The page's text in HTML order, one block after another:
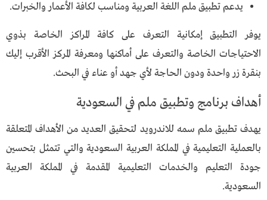
يدعم تطبيق ملم اللغة العربية ومناسب لكافة الأعمار والخبرات.
يوفر التطبيق إمكانية التعرف على كافة المراكز الخاصة بذوي
الاحتياجات الخاصة والتعرف على أماكنها ومعرفة المركز الأقرب إليك
بنقرة زر واحدة ودون الحاجة لأي جهد أو عناء في البحث.
أهداف برنامج وتطبيق ملم في السعودية
يهدف تطبيق ملم سمه للاندرويد لتحقيق العديد من الأهداف المتعلقة
بالعملية التعليمية في المملكة العربية السعودية والتي تتمثل بتحسين
جودة التعليم والخدمات التعليمية المقدمة في المملكة العربية
السعودية.